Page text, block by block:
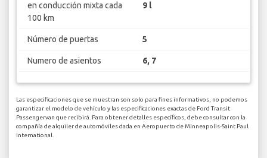
en conducción mixta cada
100 km
9 l
Número de puertas 5
Numero de asientos 6, 7
Las especificaciones que se muestran son solo para fines informativos, no podemos
garantizar el modelo de vehículo y las especificaciones exactas de Ford Transit
Passengervan que recibirá. Para obtener detalles específicos, debe consultar con la
compañía de alquiler de automóviles dada en Aeropuerto de Minneapolis-Saint Paul
International.